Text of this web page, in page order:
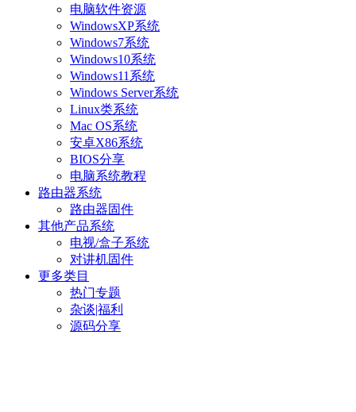
电脑软件资源
WindowsXP系统
Windows7系统
Windows10系统
Windows11系统
Windows Server系统
Linux类系统
Mac OS系统
安卓X86系统
BIOS分享
电脑系统教程
路由器系统
路由器固件
其他产品系统
电视/盒子系统
对讲机固件
更多类目
热门专题
杂谈|福利
源码分享